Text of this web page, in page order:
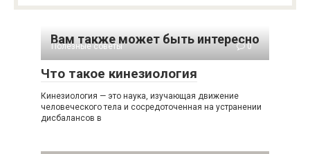
Вам также может быть интересно
Полезные советы 0
Что такое кинезиология
Кинезиология — это наука, изучающая движение
человеческого тела и сосредоточенная на устранении
дисбалансов в